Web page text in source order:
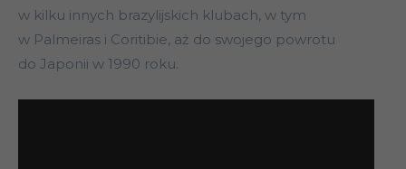
w kilku innych brazylijskich klubach, w tym
w Palmeiras i Coritibie, aż do swojego powrotu
do Japonii w 1990 roku.